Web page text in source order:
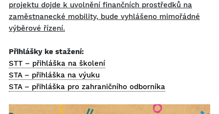
projektu dojde k uvolnění finančních prostředků na
zaměstnanecké mobility, bude vyhlášeno mimořádné
výběrové řízení.
Přihlášky ke stažení:
STT – přihláška na školení
STA – přihláška na výuku
STA – přihláška pro zahraničního odborníka